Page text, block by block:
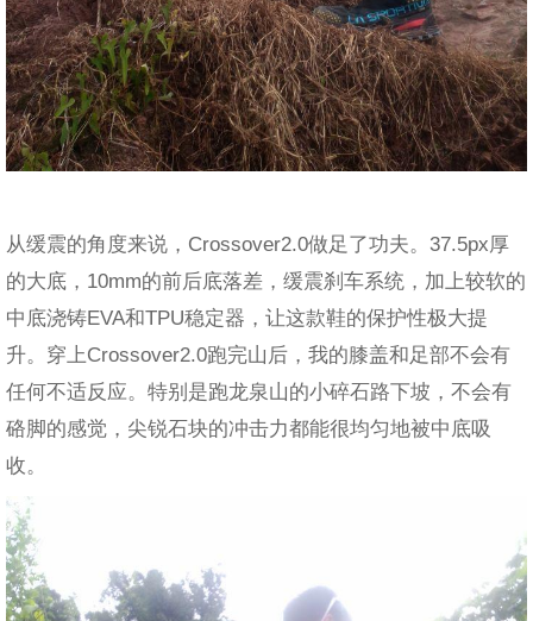
从缓震的角度来说，Crossover2.0做足了功夫。37.5px厚
的大底，10mm的前后底落差，缓震刹车系统，加上较软的
中底浇铸EVA和TPU稳定器，让这款鞋的保护性极大提
升。穿上Crossover2.0跑完山后，我的膝盖和足部不会有
任何不适反应。特别是跑龙泉山的小碎石路下坡，不会有
硌脚的感觉，尖锐石块的冲击力都能很均匀地被中底吸
收。